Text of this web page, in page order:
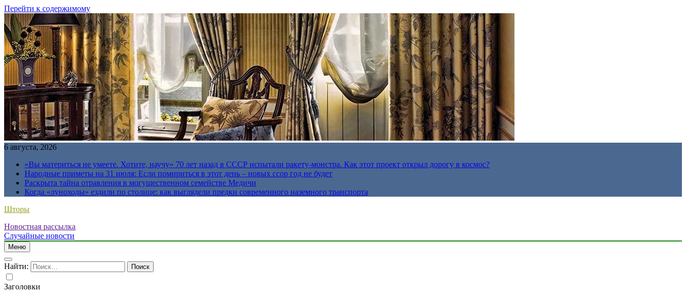
Перейти к содержимому
6 августа, 2026
«Вы материться не умеете. Хотите, научу» 70 лет назад в СССР испытали ракету-монстра. Как этот проект открыл дорогу в космос?
Народные приметы на 31 июля: Если помириться в этот день – новых ссор год не будет
Раскрыта тайна отравления в могущественном семействе Медичи
Когда «луноходы» ездили по столице: как выглядели предки современного наземного транспорта
Шторы
Новостная рассылка
Случайные новости
Меню
Найти:
Заголовки